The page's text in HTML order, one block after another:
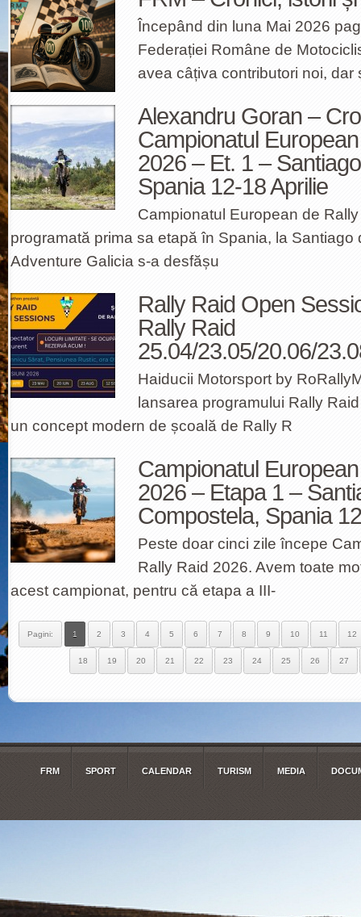
Începând din luna Mai 2026
Federației Române de
avea câțiva contributori noi, dar
Alexandru Goran –
Campionatul
2026 – Et. 1 –
Spania 12-18 Aprilie
Campionatul European de
programată prima sa etapă în Spania, la Santiago
Adventure Galicia s-a desfășu
Rally Raid Open
Rally Raid
25.04/23.05/20.06/
Haiducii Motorsport by
lansarea programului Rally
un concept modern de școală de Rally R
Campionatul
2026 – Etapa 1 –
Compostela, Spania
Peste doar cinci zile începe
Rally Raid 2026. Avem toate
acest campionat, pentru că etapa a III-
Pagini: 1 2 3 4 5 6 7 8 9 10 11 12
18 19 20 21 22 23 24 25 26 27
FRM SPORT CALENDAR TURISM MEDIA